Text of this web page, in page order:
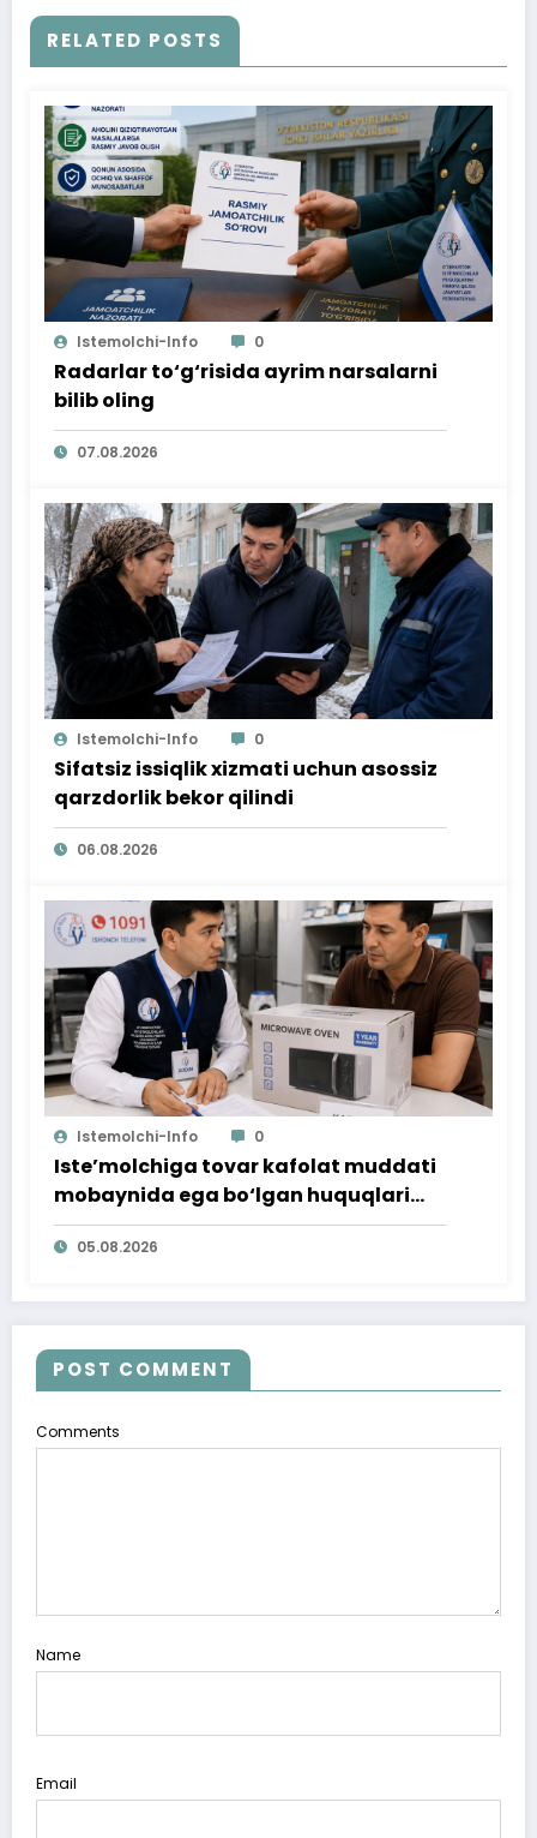
RELATED POSTS
Istemolchi-Info 0
Radarlar to‘g‘risida ayrim narsalarni
bilib oling
07.08.2026
Istemolchi-Info 0
Sifatsiz issiqlik xizmati uchun asossiz
qarzdorlik bekor qilindi
06.08.2026
Istemolchi-Info 0
Iste’molchiga tovar kafolat muddati
mobaynida ega bo‘lgan huquqlari
ta’minlab berildi
05.08.2026
POST COMMENT
Comments
Name
Email